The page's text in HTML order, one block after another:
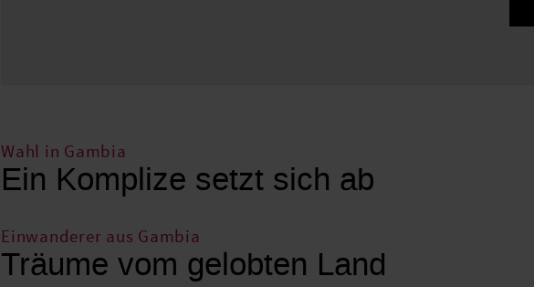
Wahl in Gambia
Ein Komplize setzt sich ab
Einwanderer aus Gambia
Träume vom gelobten Land